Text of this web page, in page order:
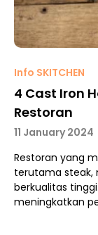
Info SKITCHEN
4 Cast Iron
Restoran
11 January 2024
Restoran yang
terutama steak,
berkualitas
meningkatkan